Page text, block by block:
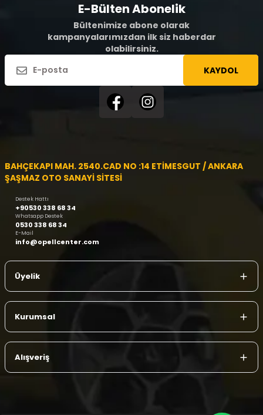
E-Bülten Abonelik
Bültenimize abone olarak
kampanyalarımızdan ilk siz haberdar
olabilirsiniz.
KAYDOL
BAHÇEKAPI MAH. 2540.CAD NO :14 ETİMESGUT / ANKARA
ŞAŞMAZ OTO SANAYİ SİTESİ
Destek Hattı
+90530 338 68 34
Whatsapp Destek
0530 338 68 34
E-Mail
info@opellcenter.com
Üyelik
Kurumsal
Alışveriş